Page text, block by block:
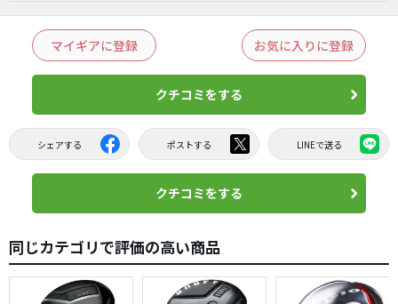
マイギアに登録 お気に入りに登録
クチコミをする
シェアする ポストする LINEで送る
クチコミをする
同じカテゴリで評価の高い商品